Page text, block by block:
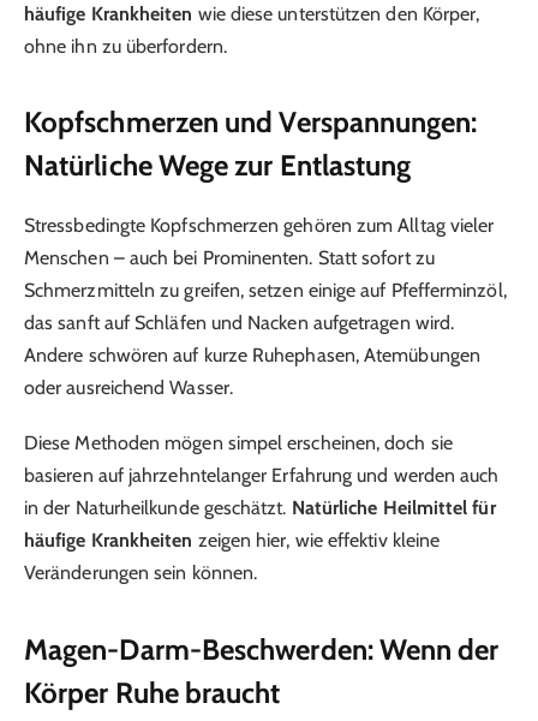
häufige Krankheiten wie diese unterstützen den Körper,
ohne ihn zu überfordern.
Kopfschmerzen und Verspannungen:
Natürliche Wege zur Entlastung
Stressbedingte Kopfschmerzen gehören zum Alltag vieler
Menschen – auch bei Prominenten. Statt sofort zu
Schmerzmitteln zu greifen, setzen einige auf Pfefferminzöl,
das sanft auf Schläfen und Nacken aufgetragen wird.
Andere schwören auf kurze Ruhephasen, Atemübungen
oder ausreichend Wasser.
Diese Methoden mögen simpel erscheinen, doch sie
basieren auf jahrzehntelanger Erfahrung und werden auch
in der Naturheilkunde geschätzt. Natürliche Heilmittel für
häufige Krankheiten zeigen hier, wie effektiv kleine
Veränderungen sein können.
Magen-Darm-Beschwerden: Wenn der
Körper Ruhe braucht